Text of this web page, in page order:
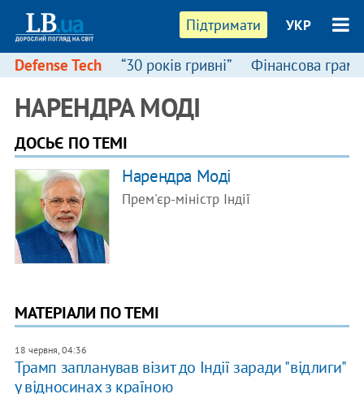
Підтримати УКР
Defense Tech “30 років гривні” Фінансова
НАРЕНДРА МОДІ
ДОСЬЄ ПО ТЕМІ
​Нарендра Моді
Прем'єр-міністр Індії
МАТЕРІАЛИ ПО ТЕМІ
18 червня, 04:36
Трамп запланував візит до Індії заради "відлиги"
у відносинах з країною